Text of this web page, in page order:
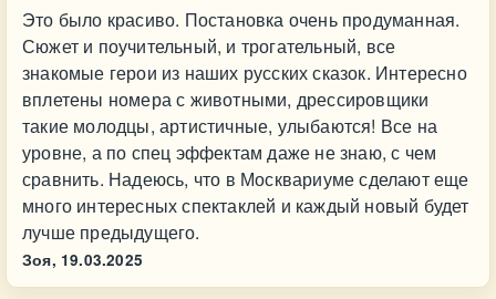
Это было красиво. Постановка очень продуманная.
Сюжет и поучительный, и трогательный, все
знакомые герои из наших русских сказок. Интересно
вплетены номера с животными, дрессировщики
такие молодцы, артистичные, улыбаются! Все на
уровне, а по спец эффектам даже не знаю, с чем
сравнить. Надеюсь, что в Москвариуме сделают еще
много интересных спектаклей и каждый новый будет
лучше предыдущего.
Зоя, 19.03.2025